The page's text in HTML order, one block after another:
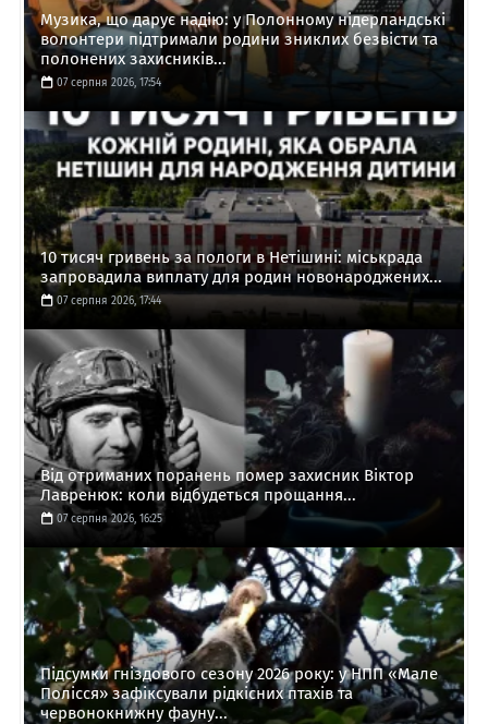
Музика, що дарує надію: у Полонному нідерландські
волонтери підтримали родини зниклих безвісти та
полонених захисників...
07 серпня 2026, 17:54
10 тисяч гривень за пологи в Нетішині: міськрада
запровадила виплату для родин новонароджених...
07 серпня 2026, 17:44
Від отриманих поранень помер захисник Віктор
Лавренюк: коли відбудеться прощання...
07 серпня 2026, 16:25
Підсумки гніздового сезону 2026 року: у НПП «Мале
Полісся» зафіксували рідкісних птахів та
червонокнижну фауну...